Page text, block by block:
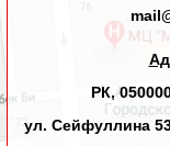
РК,
ул. Сейфуллина